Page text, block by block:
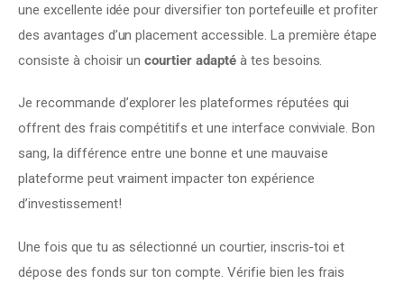
une excellente idée pour diversifier ton portefeuille et profiter
des avantages d’un placement accessible. La première étape
consiste à choisir un courtier adapté à tes besoins.
Je recommande d’explorer les plateformes réputées qui
offrent des frais compétitifs et une interface conviviale. Bon
sang, la différence entre une bonne et une mauvaise
plateforme peut vraiment impacter ton expérience
d’investissement!
Une fois que tu as sélectionné un courtier, inscris-toi et
dépose des fonds sur ton compte. Vérifie bien les frais